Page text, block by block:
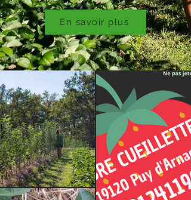
En savoir plus